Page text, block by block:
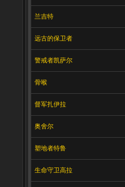
兰吉特
远古的保卫者
警戒者凯萨尔
骨喉
督军扎伊拉
奥舍尔
塑地者特鲁
生命守卫高拉